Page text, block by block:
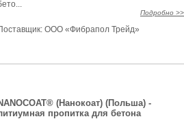
Подробно >>
ООО «Фибрапол Трейд»
(Нанокоат) (Польша) -
пропитка для бетона